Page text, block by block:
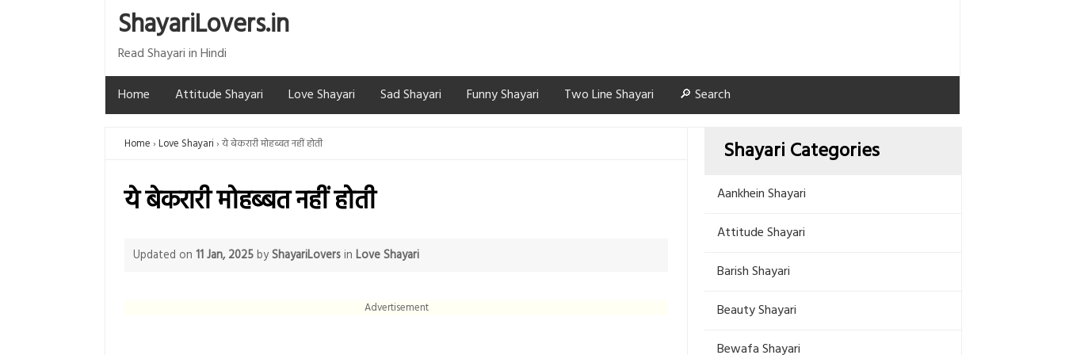
ShayariLovers.in
Read Shayari in Hindi
Home
Attitude Shayari Love Shayari Sad Shayari Funny Shayari Two Line Shayari 🔎 Search
Home Love Shayari ये बेकरारी मोहब्बत नहीं होती
ये बेकरारी मोहब्बत नहीं होती
Updated on 11 Jan, 2025byShayariLoversin Love Shayari
Advertisement
Shayari Categories
Aankhein Shayari
Attitude Shayari
Barish Shayari
Beauty Shayari
Bewafa Shayari